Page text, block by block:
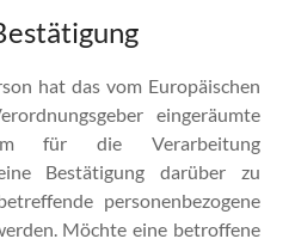
hat das vom Europäischen
eingeräumte
für die Verarbeitung
Bestätigung darüber zu
personenbezogene
Möchte eine betroffene